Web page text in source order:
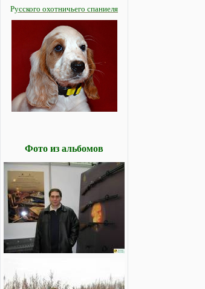
Русского охотничьего спаниеля
Фото из альбомов